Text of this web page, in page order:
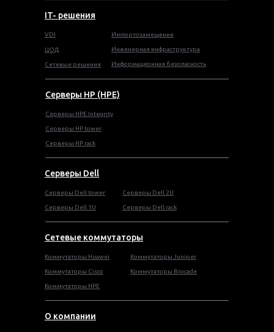
О компании
Серверы HP (HPE)
Серверы Dell
Сетевые коммутаторы
Серверы HPE Integrity
Cерверы HP tower
Cерверы HP rack
Cерверы Dell tower
Серверы Dell 1U
Серверы Dell 2U
Серверы Dell rack
VDI
ЦОД
Сетевые решения
Импортозамещение
Инженерная инфраструктура
Информационная безопасность
IT- решения
Коммутаторы Huawei
Коммутаторы Cisco
Коммутаторы HPE
Коммутаторы Juniper
Коммутаторы Brocade